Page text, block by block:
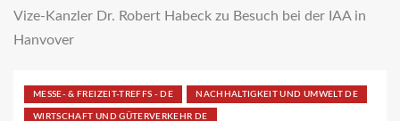
Vize-Kanzler Dr. Robert Habeck zu Besuch bei der IAA in
Hanvover
MESSE- & FREIZEIT-TREFFS - DE NACHHALTIGKEIT UND UMWELT DE
WIRTSCHAFT UND GÜTERVERKEHR DE